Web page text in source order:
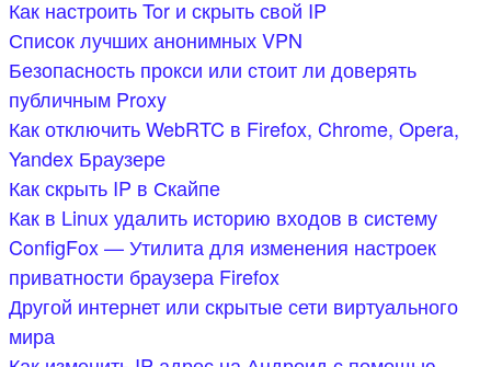
Как настроить Tor и скрыть свой IP
Список лучших анонимных VPN
Безопасность прокси или стоит ли доверять
публичным Proxy
Как отключить WebRTC в Firefox, Chrome, Opera,
Yandex Браузере
Как скрыть IP в Скайпе
Как в Linux удалить историю входов в систему
ConfigFox — Утилита для изменения настроек
приватности браузера Firefox
Другой интернет или скрытые сети виртуального
мира